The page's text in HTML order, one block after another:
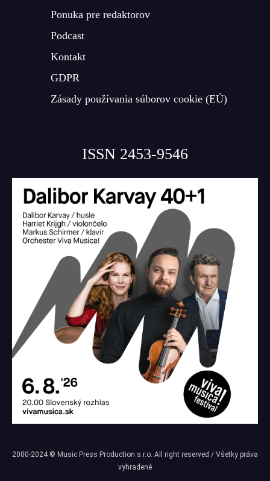
Ponuka pre redaktorov
Podcast
Kontakt
GDPR
Zásady používania súborov cookie (EÚ)
ISSN 2453-9546
2000-2024 © Music Press Production s.r.o. All right reserved / Všetky práva
vyhradené